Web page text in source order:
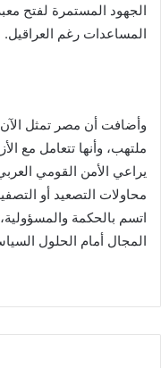
الجهود المستمرة لفتح
المساعدات رغم العراقيل.
وأضافت أن مصر تمثل
ملتهب، وأنها تتعامل مع
يراعي الأمن القومي
محاولات التصعيد أو
اتسم بالحكمة
المجال أمام الحلول